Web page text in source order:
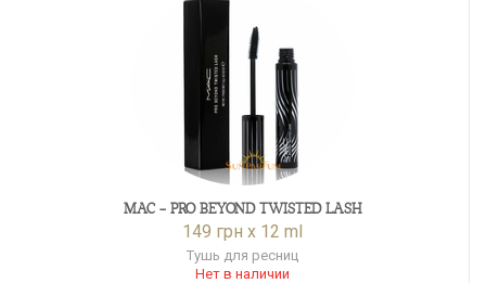
MAC - PRO BEYOND TWISTED LASH
149 грн x 12 ml
Тушь для ресниц
Нет в наличии